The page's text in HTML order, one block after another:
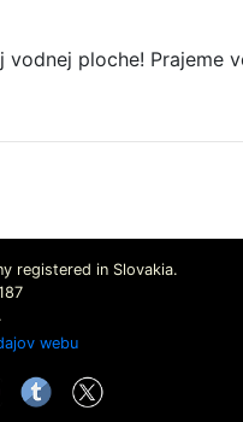
ploche! Prajeme
registered in Slovakia.
webu